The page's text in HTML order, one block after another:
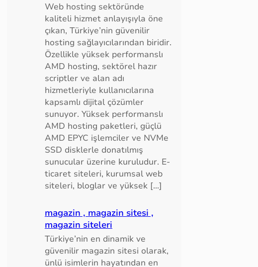
Web hosting sektöründe
kaliteli hizmet anlayışıyla öne
çıkan, Türkiye’nin güvenilir
hosting sağlayıcılarından biridir.
Özellikle yüksek performanslı
AMD hosting, sektörel hazır
scriptler ve alan adı
hizmetleriyle kullanıcılarına
kapsamlı dijital çözümler
sunuyor. Yüksek performanslı
AMD hosting paketleri, güçlü
AMD EPYC işlemciler ve NVMe
SSD disklerle donatılmış
sunucular üzerine kuruludur. E-
ticaret siteleri, kurumsal web
siteleri, bloglar ve yüksek […]
magazin , magazin sitesi ,
magazin siteleri
Türkiye’nin en dinamik ve
güvenilir magazin sitesi olarak,
ünlü isimlerin hayatından en